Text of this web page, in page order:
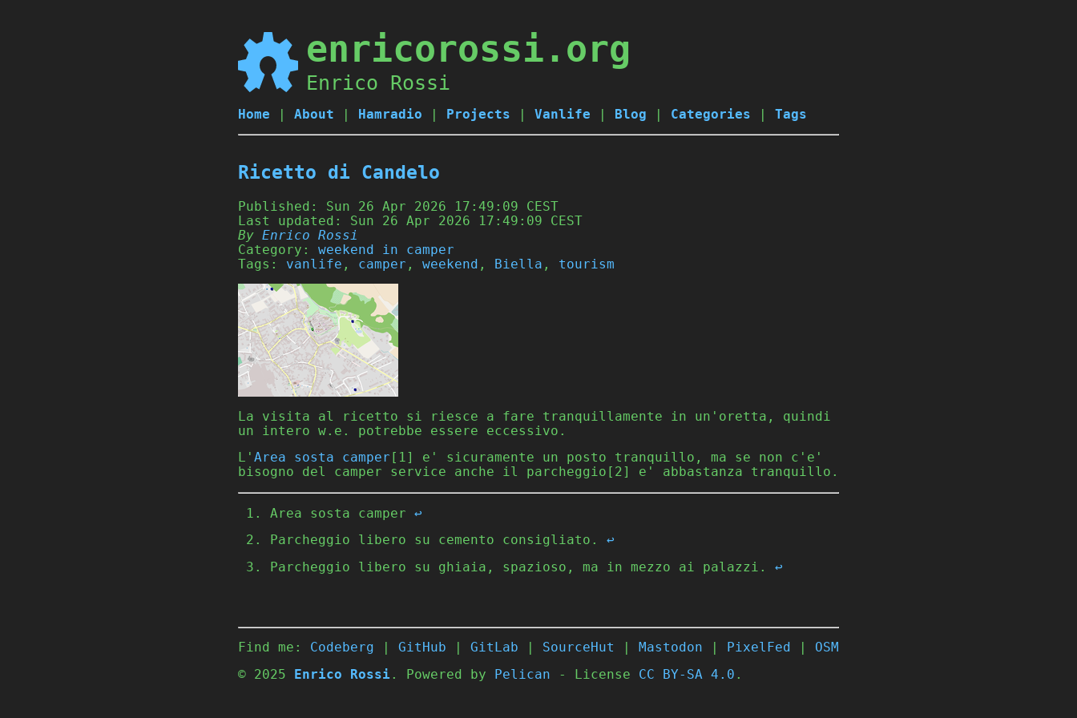
enricorossi.org
Enrico Rossi
Home About Hamradio Projects Vanlife Blog Categories Tags
Ricetto di Candelo
Published: Sun 26 Apr 2026 17:49:09 CEST
Last updated: Sun 26 Apr 2026 17:49:09 CEST
By Enrico Rossi
Category: weekend in camper
Tags: vanlife , camper , weekend , Biella , tourism
La visita al ricetto si riesce a fare tranquillamente in un'oretta, quindi
un intero w.e. potrebbe essere eccessivo.
L' Area sosta camper [1] e' sicuramente un posto tranquillo, ma se non c'e'
bisogno del camper service anche il parcheggio[2] e' abbastanza tranquillo.
Area sosta camper ↩
Parcheggio libero su cemento consigliato. ↩
Parcheggio libero su ghiaia, spazioso, ma in mezzo ai palazzi. ↩
Find me: Codeberg GitHub GitLab SourceHut Mastodon PixelFed
OSM
© 2025
Enrico Rossi. Powered by Pelican - License CC BY-SA 4.0 .